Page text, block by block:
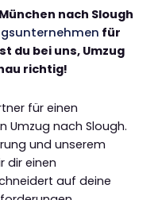
nach Slough
für
du bei uns, Umzug
richtig!
für einen
Umzug nach Slough.
und unserem
dir einen
auf deine